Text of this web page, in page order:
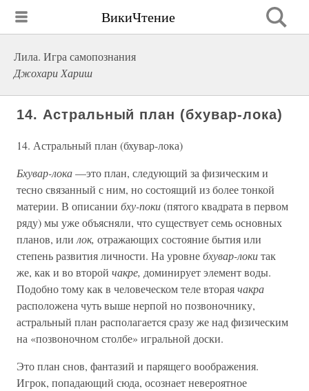
ВикиЧтение
Лила. Игра самопознания
Джохари Хариш
14. Астральный план (бхувар-лока)
14. Астральный план (бхувар-лока)
Бхувар-лока—это план, следующий за физическим и
тесно связанный с ним, но состоящий из более тонкой
материи. В описании бху-поки(пятого квадрата в первом
ряду) мы уже объясняли, что существует семь основных
планов, или лок, отражающих состояние бытия или
степень развития личности. На уровнебхувар-локитак
же, как и во второй чакре, доминирует элемент воды.
Подобно тому как в человеческом теле втораячакра
расположена чуть выше нерпой но позвоночнику,
астральный план располагается сразу же над физическим
на «позвоночном столбе» игральной доски.
Это план снов, фантазий и парящего воображения.
Игрок, попадающий сюда, осознает невероятное